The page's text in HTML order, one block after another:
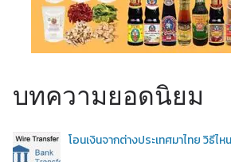
บทความยอดนิยม
โอนเงินจากต่างประเทศมาไทย วิธีไ